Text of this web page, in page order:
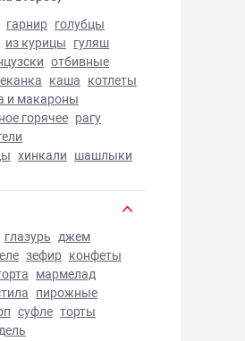
гарнир голубцы
из курицы гуляш
отбивные
каша котлеты
и макароны
горячее рагу
хинкали шашлыки
глазурь джем
зефир конфеты
мармелад
пирожные
суфле торты